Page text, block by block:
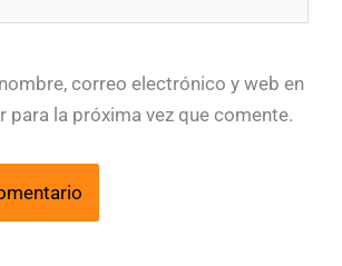
correo electrónico y web en
para la próxima vez que comente.